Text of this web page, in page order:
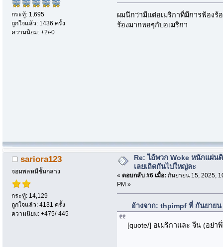
กระทู้: 1,695
ถูกใจแล้ว: 1436 ครั้ง
ความนิยม: +2/-0
ผมนึกว่ามีแต่อเมริกาที่มีการฟ้อง
ร้องมากพอๆกับอเมริกา
sariora123
จอมพลหมีชั้นกลาง
กระทู้: 14,129
ถูกใจแล้ว: 4131 ครั้ง
ความนิยม: +475/-445
Re: ไอ้พวก Woke หนักแผ่น
เลยเถิดกันไปใหญ่ละ
« ตอบกลับ #6 เมื่อ: กันยายน 15, 2025,
PM »
อ้างจาก: thpimpf ที่ กันยายน
[quote/] อเมริกาและ จีน (อย่า